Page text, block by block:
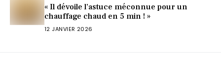
« Il dévoile l’astuce méconnue pour un
chauffage chaud en 5 min ! »
12 JANVIER 2026